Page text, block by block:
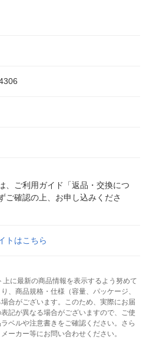
、ご利用ガイド「返品・交換につ
ご確認の上、お申し込みくださ
トはこちら
に最新の商品情報を表示するよう努めて
、商品規格・仕様（容量、パッケージ、
合がございます。このため、実際にお届
記が異なる場合がございますので、ご使
ベルや注意書きをご確認ください。さら
ーカー等にお問い合わせください。